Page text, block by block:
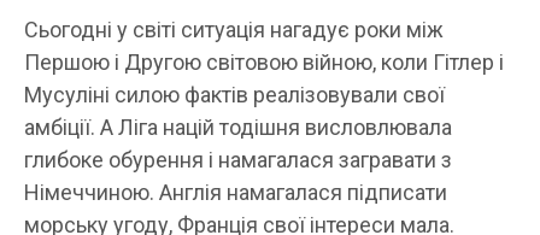
Сьогодні у світі ситуація нагадує роки між
Першою і Другою світовою війною, коли Гітлер і
Мусуліні силою фактів реалізовували свої
амбіції. А Ліга націй тодішня висловлювала
глибоке обурення і намагалася загравати з
Німеччиною. Англія намагалася підписати
морську угоду, Франція свої інтереси мала.